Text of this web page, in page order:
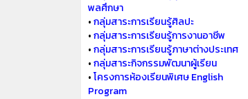
พลศึกษา
•กลุ่มสาระการเรียนรู้ศิลปะ
•กลุ่มสาระการเรียนรู้การงานอาชีพ
•กลุ่มสาระการเรียนรู้ภาษาต่างประเทศ
•กลุ่มสาระกิจกรรมพัฒนาผู้เรียน
•โครงการห้องเรียนพิเศษ English
Program